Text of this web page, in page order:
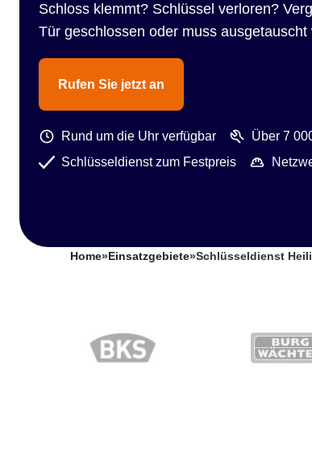
Schloss klemmt? Schlüssel verloren?
Tür geschlossen oder muss ausgetauscht
Rufen Sie jetzt an
Rund um die Uhr verfügbar
Über 7
Schlüsseldienst zum Festpreis
Home» Einsatzgebiete»Schlüsseldienst